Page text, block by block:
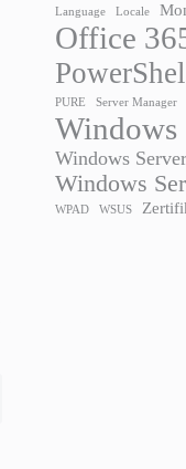
Language
Locale
Office
PURE
Server Manager
Windows
Windows
Windows
WPAD
WSUS